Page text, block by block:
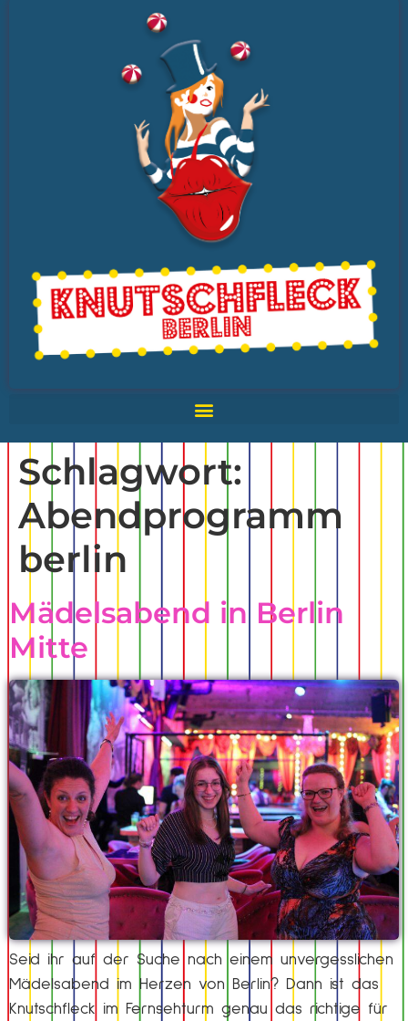
Schlagwort:
Abendprogramm
berlin
Mädelsabend in Berlin
Mitte
Seid ihr auf der Suche nach einem unvergesslichen
Mädelsabend im Herzen von Berlin? Dann ist das
Knutschfleck im Fernsehturm genau das richtige für